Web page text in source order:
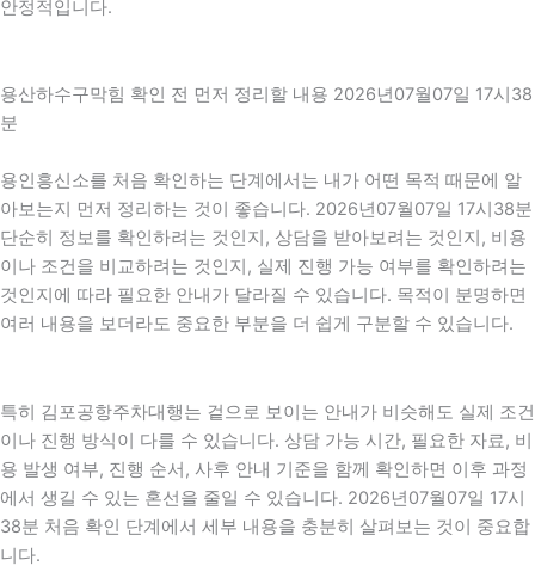
안정적입니다.
용산하수구막힘 확인 전 먼저 정리할 내용 2026년07월07일 17시38
분
용인흥신소를 처음 확인하는 단계에서는 내가 어떤 목적 때문에 알
아보는지 먼저 정리하는 것이 좋습니다. 2026년07월07일 17시38분
단순히 정보를 확인하려는 것인지, 상담을 받아보려는 것인지, 비용
이나 조건을 비교하려는 것인지, 실제 진행 가능 여부를 확인하려는
것인지에 따라 필요한 안내가 달라질 수 있습니다. 목적이 분명하면
여러 내용을 보더라도 중요한 부분을 더 쉽게 구분할 수 있습니다.
특히 김포공항주차대행는 겉으로 보이는 안내가 비슷해도 실제 조건
이나 진행 방식이 다를 수 있습니다. 상담 가능 시간, 필요한 자료, 비
용 발생 여부, 진행 순서, 사후 안내 기준을 함께 확인하면 이후 과정
에서 생길 수 있는 혼선을 줄일 수 있습니다. 2026년07월07일 17시
38분 처음 확인 단계에서 세부 내용을 충분히 살펴보는 것이 중요합
니다.